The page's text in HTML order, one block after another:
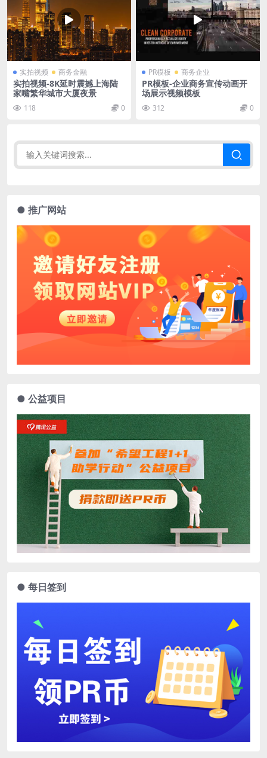
实拍视频 商务金融
实拍视频-8K延时震撼上海陆
家嘴繁华城市大厦夜景
118 0
PR模板 商务企业
PR模板-企业商务宣传动画开
场展示视频模板
312 0
● 推广网站
● 公益项目
● 每日签到